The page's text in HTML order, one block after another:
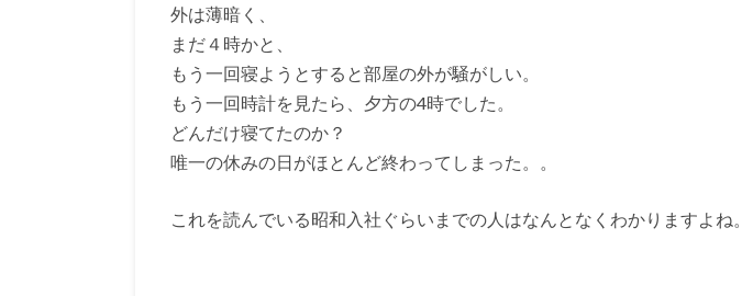
外は薄暗く、
まだ４時かと、
もう一回寝ようとすると部屋の外が騒がしい。
もう一回時計を見たら、夕方の4時でした。
どんだけ寝てたのか？
唯一の休みの日がほとんど終わってしまった。。
これを読んでいる昭和入社ぐらいまでの人はなんとなくわかりますよね。